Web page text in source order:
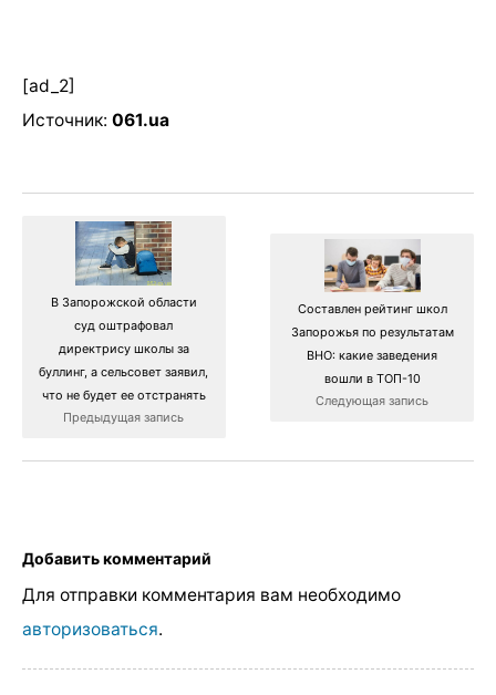
[ad_2]
Источник: 061.ua
В Запорожской области
суд оштрафовал
директрису школы за
буллинг, а сельсовет заявил,
что не будет ее отстранять
Предыдущая запись
Составлен рейтинг школ
Запорожья по результатам
ВНО: какие заведения
вошли в ТОП-10
Следующая запись
Добавить комментарий
Для отправки комментария вам необходимо
авторизоваться.